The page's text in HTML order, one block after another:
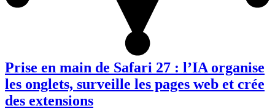
Prise en main de Safari 27 : l’IA organise
les onglets, surveille les pages web et crée
des extensions